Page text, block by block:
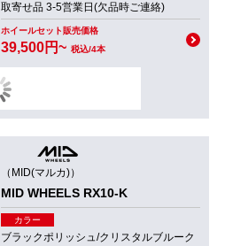
取寄せ品 3-5営業日(欠品時ご連絡)
ホイールセット販売価格
39,500円~ 税込/4本
（MID(マルカ)）
MID WHEELS RX10-K
カラー
ブラックポリッシュ/クリスタルブルーク